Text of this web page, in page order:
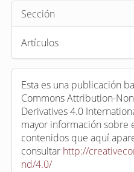
Sección
Artículos
Esta es una publicación
Commons Attribution-
Derivatives 4.0
mayor información sobre
contenidos que aquí
consultar http://
nd/4.0/